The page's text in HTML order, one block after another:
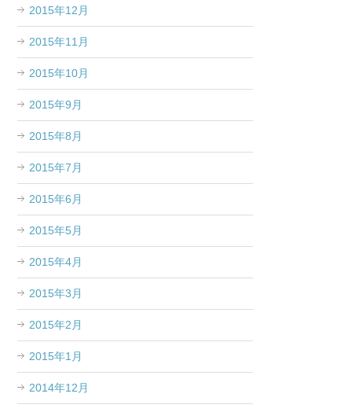
2015年12月
2015年11月
2015年10月
2015年9月
2015年8月
2015年7月
2015年6月
2015年5月
2015年4月
2015年3月
2015年2月
2015年1月
2014年12月